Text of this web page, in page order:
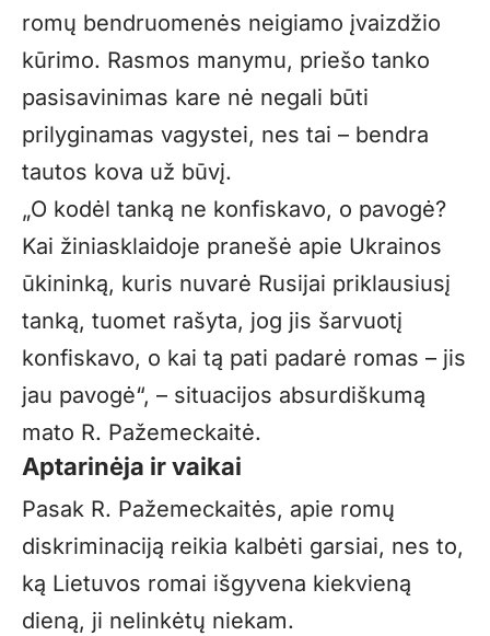
romų bendruomenės neigiamo įvaizdžio
kūrimo. Rasmos manymu, priešo tanko
pasisavinimas kare nė negali būti
prilyginamas vagystei, nes tai – bendra
tautos kova už būvį.
„O kodėl tanką ne konfiskavo, o pavogė?
Kai žiniasklaidoje pranešė apie Ukrainos
ūkininką, kuris nuvarė Rusijai priklausiusį
tanką, tuomet rašyta, jog jis šarvuotį
konfiskavo, o kai tą pati padarė romas – jis
jau pavogė“, – situacijos absurdiškumą
mato R. Pažemeckaitė.
Aptarinėja ir vaikai
Pasak R. Pažemeckaitės, apie romų
diskriminaciją reikia kalbėti garsiai, nes to,
ką Lietuvos romai išgyvena kiekvieną
dieną, ji nelinkėtų niekam.